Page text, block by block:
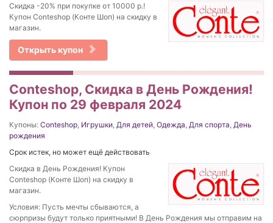
Cкидка -20% при покупке от 10000 р.!
Купон Conteshop (Конте Шоп) на скидку в
магазин.
Открыть купон
Conteshop, Скидка в День Рождения!
Купон по 29 февраля 2024
Купоны: Conteshop Игрушки Для детей Одежда Для спорта День
рождения
Срок истек, но может ещё действовать
Скидка в День Рождения! Купон
Conteshop (Конте Шоп) на скидку в
магазин.
Условия: Пусть мечты сбываются, а
сюрпризы будут только приятными! В День Рождения мы отправим на